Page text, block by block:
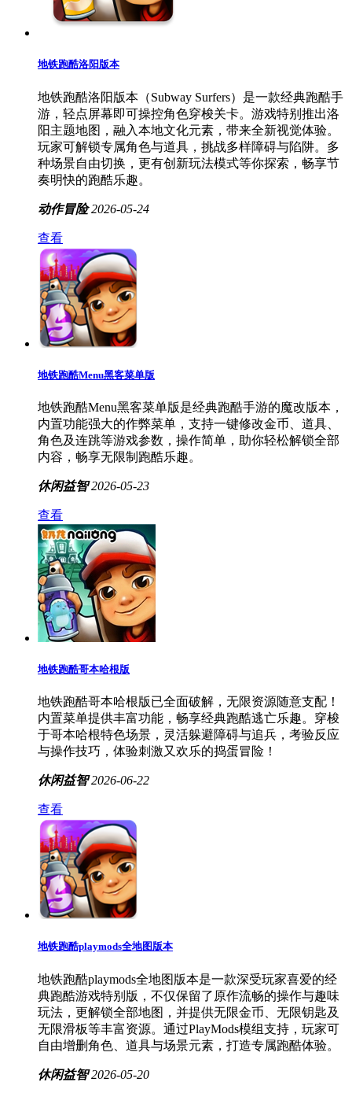
地铁跑酷洛阳版本
地铁跑酷洛阳版本（Subway Surfers）是一款经典跑酷手
游，轻点屏幕即可操控角色穿梭关卡。游戏特别推出洛
阳主题地图，融入本地文化元素，带来全新视觉体验。
玩家可解锁专属角色与道具，挑战多样障碍与陷阱。多
种场景自由切换，更有创新玩法模式等你探索，畅享节
奏明快的跑酷乐趣。
动作冒险 2026-05-24
查看
地铁跑酷Menu黑客菜单版
地铁跑酷Menu黑客菜单版是经典跑酷手游的魔改版本，
内置功能强大的作弊菜单，支持一键修改金币、道具、
角色及连跳等游戏参数，操作简单，助你轻松解锁全部
内容，畅享无限制跑酷乐趣。
休闲益智 2026-05-23
查看
地铁跑酷哥本哈根版
地铁跑酷哥本哈根版已全面破解，无限资源随意支配！
内置菜单提供丰富功能，畅享经典跑酷逃亡乐趣。穿梭
于哥本哈根特色场景，灵活躲避障碍与追兵，考验反应
与操作技巧，体验刺激又欢乐的捣蛋冒险！
休闲益智 2026-06-22
查看
地铁跑酷playmods全地图版本
地铁跑酷playmods全地图版本是一款深受玩家喜爱的经
典跑酷游戏特别版，不仅保留了原作流畅的操作与趣味
玩法，更解锁全部地图，并提供无限金币、无限钥匙及
无限滑板等丰富资源。通过PlayMods模组支持，玩家可
自由增删角色、道具与场景元素，打造专属跑酷体验。
休闲益智 2026-05-20